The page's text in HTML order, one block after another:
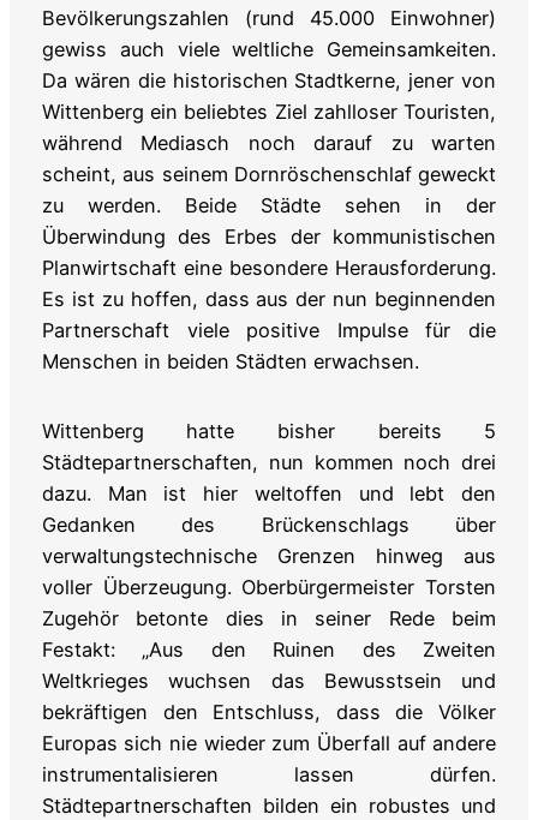
Bevölkerungszahlen (rund 45.000 Einwohner)
gewiss auch viele weltliche Gemeinsamkeiten.
Da wären die historischen Stadtkerne, jener von
Wittenberg ein beliebtes Ziel zahlloser Touristen,
während Mediasch noch darauf zu warten
scheint, aus seinem Dornröschenschlaf geweckt
zu werden. Beide Städte sehen in der
Überwindung des Erbes der kommunistischen
Planwirtschaft eine besondere Herausforderung.
Es ist zu hoffen, dass aus der nun beginnenden
Partnerschaft viele positive Impulse für die
Menschen in beiden Städten erwachsen.
Wittenberg hatte bisher bereits 5
Städtepartnerschaften, nun kommen noch drei
dazu. Man ist hier weltoffen und lebt den
Gedanken des Brückenschlags über
verwaltungstechnische Grenzen hinweg aus
voller Überzeugung. Oberbürgermeister Torsten
Zugehör betonte dies in seiner Rede beim
Festakt: „Aus den Ruinen des Zweiten
Weltkrieges wuchsen das Bewusstsein und
bekräftigen den Entschluss, dass die Völker
Europas sich nie wieder zum Überfall auf andere
instrumentalisieren lassen dürfen.
Städtepartnerschaften bilden ein robustes und